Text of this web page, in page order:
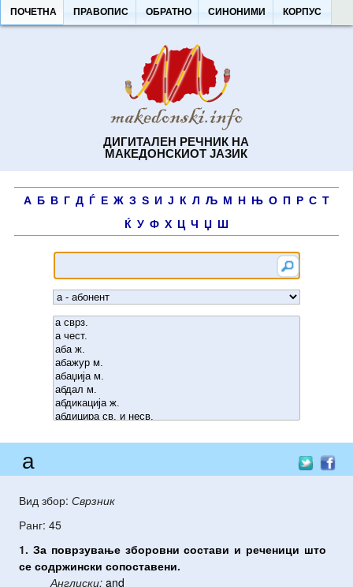
ДИГИТАЛЕН РЕЧНИК НА
МАКЕДОНСКИОТ ЈАЗИК
ПОЧЕТНА ПРАВОПИС ОБРАТНО СИНОНИМИ КОРПУС
А Б В Г Д Ѓ Е Ж З Ѕ И Ј К Л Љ М Н Њ О П Р С Т
Ќ У Ф Х Ц Ч Џ Ш
а
Вид збор: Сврзник
Ранг: 45
1. За поврзување зборовни состави и реченици што
се содржински сопоставени.
Англиски: and